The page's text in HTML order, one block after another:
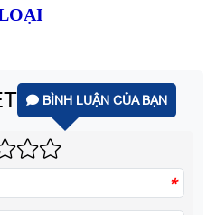
BÌNH LUẬN CỦA BẠN
*